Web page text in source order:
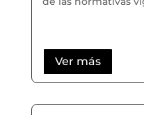
Ver más